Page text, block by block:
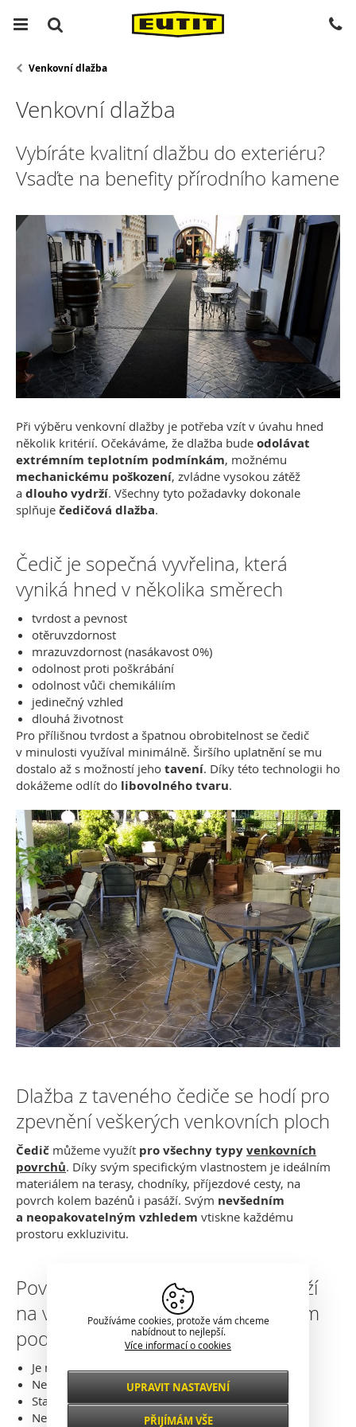
Venkovní dlažba
Venkovní dlažba
Vybíráte kvalitní dlažbu do exteriéru?
Vsaďte na benefity přírodního kamene
Při výběru venkovní dlažby je potřeba vzít v úvahu hned
několik kritérií. Očekáváme, že dlažba bude odolávat
extrémním teplotním podmínkám, možnému
mechanickému poškození, zvládne vysokou zátěž
a dlouho vydrží. Všechny tyto požadavky dokonale
splňuje čedičová dlažba.
Čedič je sopečná vyvřelina, která
vyniká hned v několika směrech
tvrdost a pevnost
otěruvzdornost
mrazuvzdornost (nasákavost 0%)
odolnost proti poškrábání
odolnost vůči chemikáliím
jedinečný vzhled
dlouhá životnost
Pro přílišnou tvrdost a špatnou obrobitelnost se čedič
v minulosti využíval minimálně. Širšího uplatnění se mu
dostalo až s možností jeho tavení. Díky této technologii ho
dokážeme odlít do libovolného tvaru.
Dlažba z taveného čediče se hodí pro
zpevnění veškerých venkovních ploch
Čedič můžeme využít pro všechny typyvenkovních
povrchů. Díky svým specifickým vlastnostem je ideálním
materiálem na terasy, chodníky, příjezdové cesty, na
povrch kolem bazénů i pasáží. Svým nevšedním
a neopakovatelným vzhledem vtiskne každému
prostoru exkluzivitu.
Povrch z čedičové dlažby vám vydrží
na věky. Skvěle odolává nepříznivým
podmínkám
Je mrazuvzdorná
Neklouzavá
Stabilní při vysokých teplotách
Nenasákavá
Používáme cookies, protože vám chceme
nabídnout to nejlepší.
Více informací o cookies
Nezbytné
VŽDY AKTIVNÍ
UPRAVIT NASTAVENÍ
PŘIJÍMÁM VŠE